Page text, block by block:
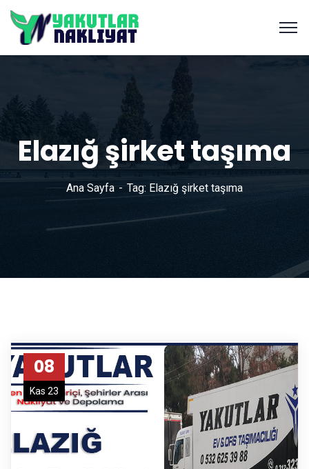
Elazığ şirket taşıma
Ana Sayfa Tag: Elazığ şirket taşıma
08
Kas 23